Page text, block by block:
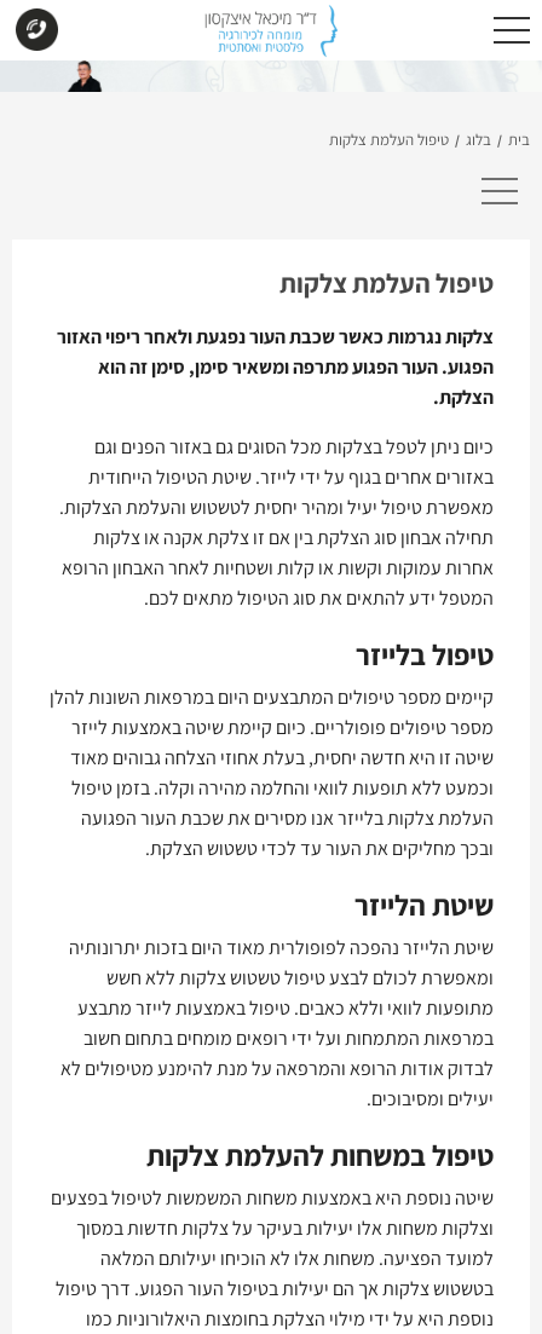
בית / בלוג / טיפול העלמת צלקות
טיפול העלמת צלקות
צלקות נגרמות כאשר שכבת העור נפגעת ולאחר ריפוי האזור
הפגוע. העור הפגוע מתרפה ומשאיר סימן, סימן זה הוא
הצלקת.
כיום ניתן לטפל בצלקות מכל הסוגים גם באזור הפנים וגם
באזורים אחרים בגוף על ידי לייזר. שיטת הטיפול הייחודית
מאפשרת טיפול יעיל ומהיר יחסית לטשטוש והעלמת הצלקות.
תחילה אבחון סוג הצלקת בין אם זו צלקת אקנה או צלקות
אחרות עמוקות וקשות או קלות ושטחיות לאחר האבחון הרופא
המטפל ידע להתאים את סוג הטיפול מתאים לכם.
טיפול בלייזר
קיימים מספר טיפולים המתבצעים היום במרפאות השונות להלן
מספר טיפולים פופולריים. כיום קיימת שיטה באמצעות לייזר
שיטה זו היא חדשה יחסית, בעלת אחוזי הצלחה גבוהים מאוד
וכמעט ללא תופעות לוואי והחלמה מהירה וקלה. בזמן טיפול
העלמת צלקות בלייזר אנו מסירים את שכבת העור הפגועה
ובכך מחליקים את העור עד לכדי טשטוש הצלקת.
שיטת הלייזר
שיטת הלייזר נהפכה לפופולרית מאוד היום בזכות יתרונותיה
ומאפשרת לכולם לבצע טיפול טשטוש צלקות ללא חשש
מתופעות לוואי וללא כאבים. טיפול באמצעות לייזר מתבצע
במרפאות המתמחות ועל ידי רופאים מומחים בתחום חשוב
לבדוק אודות הרופא והמרפאה על מנת להימנע מטיפולים לא
יעילים ומסיבוכים.
טיפול במשחות להעלמת צלקות
שיטה נוספת היא באמצעות משחות המשמשות לטיפול בפצעים
וצלקות משחות אלו יעילות בעיקר על צלקות חדשות במסוך
למועד הפציעה. משחות אלו לא הוכיחו יעילותם המלאה
בטשטוש צלקות אך הם יעילות בטיפול העור הפגוע. דרך טיפול
נוספת היא על ידי מילוי הצלקת בחומצות היאלורוניות כמו